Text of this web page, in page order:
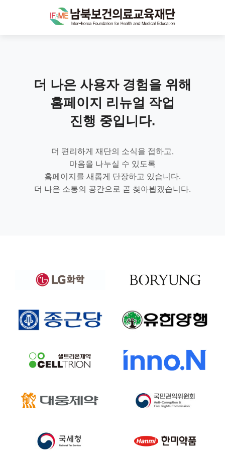
더 나은 사용자 경험을 위해
홈페이지 리뉴얼 작업
진행 중입니다.
더 편리하게 재단의 소식을 접하고,
마음을 나누실 수 있도록
홈페이지를 새롭게 단장하고 있습니다.
더 나은 소통의 공간으로 곧 찾아뵙겠습니다.